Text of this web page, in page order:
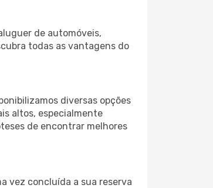
de automóveis,
todas as vantagens do
diversas opções
altos, especialmente
de encontrar melhores
vez concluída a sua reserva